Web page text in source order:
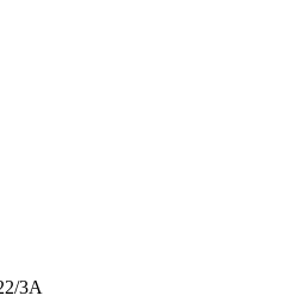
3А